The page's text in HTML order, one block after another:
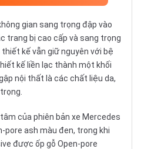
gian sang trọng đập vào
trang bị cao cấp và sang trọng
kế vẫn giữ nguyên với bệ
kế liền lạc thành một khối
nội thất là các chất liệu da,
của phiên bản xe Mercedes
pore ash màu đen, trong khi
được ốp gỗ Open-pore